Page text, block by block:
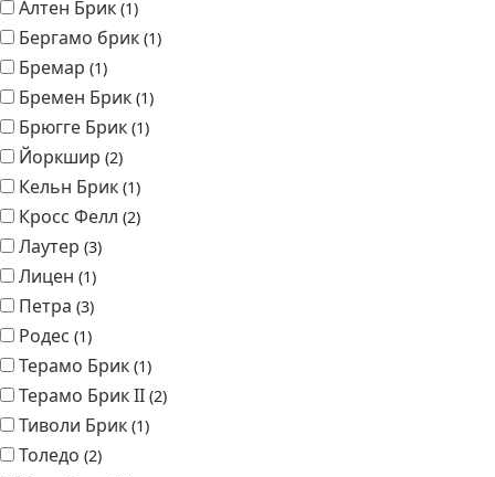
Брюгге Брик 1
Йоркшир 2
Кельн Брик
Кросс Фелл 2
Лаутер 3
Лицен 1
Петра 3
Родес 1
Терамо Брик
Терамо Брик II
Тиволи Брик
Толедо 2
Торн брик 1
Уорд Хилл 2
Хайлэнд 1
Шербон 2